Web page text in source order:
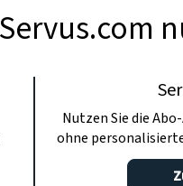
Nutzen Sie die
ohne